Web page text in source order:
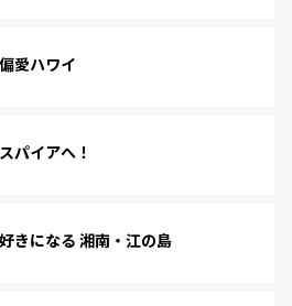
愛ハワイ
パイアへ！
きになる 湘南・江の島